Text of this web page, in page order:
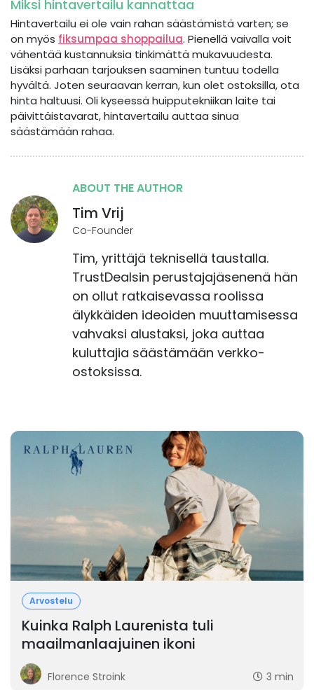
Miksi hintavertailu kannattaa
Hintavertailu ei ole vain rahan säästämistä varten; se
on myös fiksumpaa shoppailua. Pienellä vaivalla voit
vähentää kustannuksia tinkimättä mukavuudesta.
Lisäksi parhaan tarjouksen saaminen tuntuu todella
hyvältä. Joten seuraavan kerran, kun olet ostoksilla, ota
hinta haltuusi. Oli kyseessä huipputekniikan laite tai
päivittäistavarat, hintavertailu auttaa sinua
säästämään rahaa.
ABOUT THE AUTHOR
Tim Vrij
Co-Founder
Tim, yrittäjä teknisellä taustalla.
TrustDealsin perustajajäsenenä hän
on ollut ratkaisevassa roolissa
älykkäiden ideoiden muuttamisessa
vahvaksi alustaksi, joka auttaa
kuluttajia säästämään verkko-
ostoksissa.
Arvostelu
Kuinka Ralph Laurenista tuli
maailmanlaajuinen ikoni
Florence Stroink 3 min